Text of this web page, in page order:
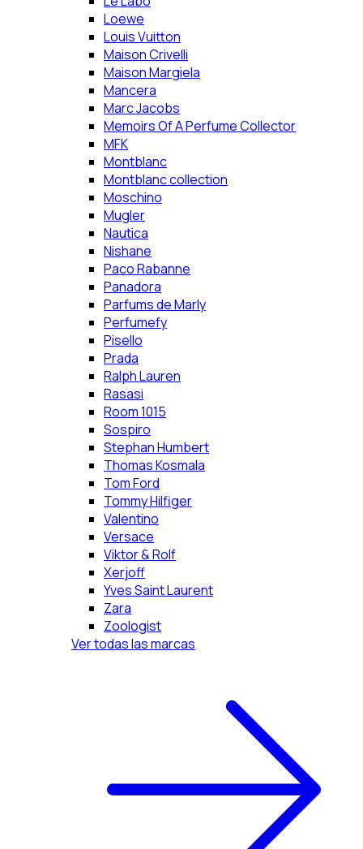
Loewe
Louis Vuitton
Maison Crivelli
Maison Margiela
Mancera
Marc Jacobs
Memoirs Of A Perfume Collector
MFK
Montblanc
Montblanc collection
Moschino
Mugler
Nautica
Nishane
Paco Rabanne
Panadora
Parfums de Marly
Perfumefy
Pisello
Prada
Ralph Lauren
Rasasi
Room 1015
Sospiro
Stephan Humbert
Thomas Kosmala
Tom Ford
Tommy Hilfiger
Valentino
Versace
Viktor & Rolf
Xerjoff
Yves Saint Laurent
Zara
Zoologist
Ver todas las marcas